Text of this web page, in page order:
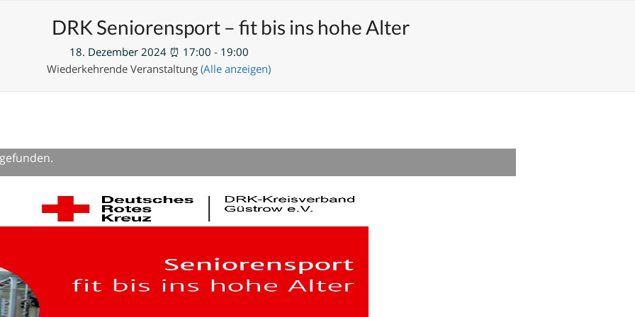
DRK Seniorensport – fit bis ins hohe Alter
18. Dezember 2024 ⏰ 17:00 - 19:00
Wiederkehrende Veranstaltung (Alle anzeigen)